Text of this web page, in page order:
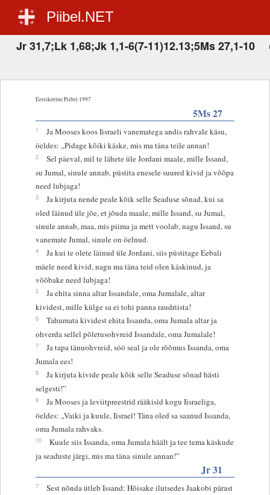
Piibel.NET
Jr 31,7;Lk 1,68;Jk 1,1-6(7-11)12.13;5Ms 27,1-10
Eestikeelne Piibel 1997
5Ms 27
1
Ja Mooses koos Iisraeli vanematega andis rahvale käsu,
öeldes: „Pidage kõiki käske, mis ma täna teile annan!
2
Sel päeval, mil te lähete üle Jordani maale, mille Issand,
su Jumal, sinule annab, püstita enesele suured kivid ja võõpa
need lubjaga!
3
Ja kirjuta nende peale kõik selle Seaduse sõnad, kui sa
oled läinud üle jõe, et jõuda maale, mille Issand, su Jumal,
sinule annab, maa, mis piima ja mett voolab, nagu Issand, su
vanemate Jumal, sinule on öelnud.
4
Ja kui te olete läinud üle Jordani, siis püstitage Eebali
mäele need kivid, nagu ma täna teid olen käskinud, ja
võõbake need lubjaga!
5
Ja ehita sinna altar Issandale, oma Jumalale, altar
kividest, mille külge sa ei tohi panna raudriista!
6
Tahumata kividest ehita Issanda, oma Jumala altar ja
ohverda sellel põletusohvreid Issandale, oma Jumalale!
7
Ja tapa tänuohvreid, söö seal ja ole rõõmus Issanda, oma
Jumala ees!
8
Ja kirjuta kivide peale kõik selle Seaduse sõnad hästi
selgesti!”
9
Ja Mooses ja leviitpreestrid rääkisid kogu Iisraeliga,
öeldes: „Vaiki ja kuule, Iisrael! Täna oled sa saanud Issanda,
oma Jumala rahvaks.
10
Kuule siis Issanda, oma Jumala häält ja tee tema käskude
ja seaduste järgi, mis ma täna sinule annan!”
Jr 31
7
Sest nõnda ütleb Issand: Hõisake ilutsedes Jaakobi pärast